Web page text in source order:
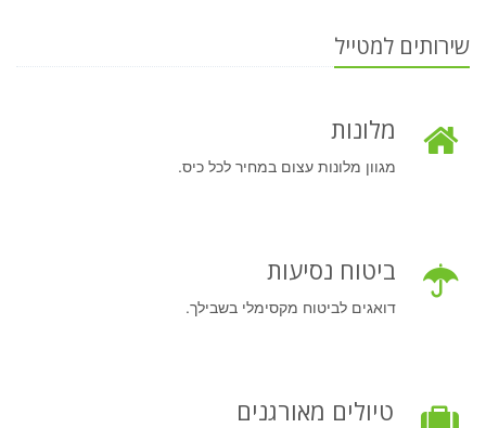
שירותים למטייל
מלונות
מגוון מלונות עצום במחיר לכל כיס.
ביטוח נסיעות
דואגים לביטוח מקסימלי בשבילך.
טיולים מאורגנים